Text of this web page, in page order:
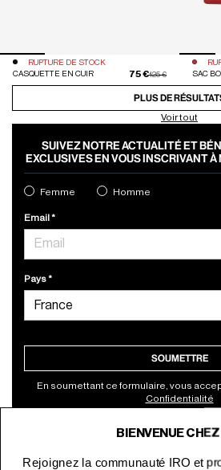
RUPTURE DE STOCK
CASQUETTE EN CUIR
Prix réduit de
125 €à
75 €
SAC
PLUS DE
Voir tout
SUIVEZ NOTRE ACTUALITÉ ET
EXCLUSIVES EN VOUS INSCRIVANT
Femme Homme
Email
Pays
SOUMETTRE
En soumettant ce formulaire, vous
Confidentialité
BIENVENUE
Rejoignez la communauté IRO et